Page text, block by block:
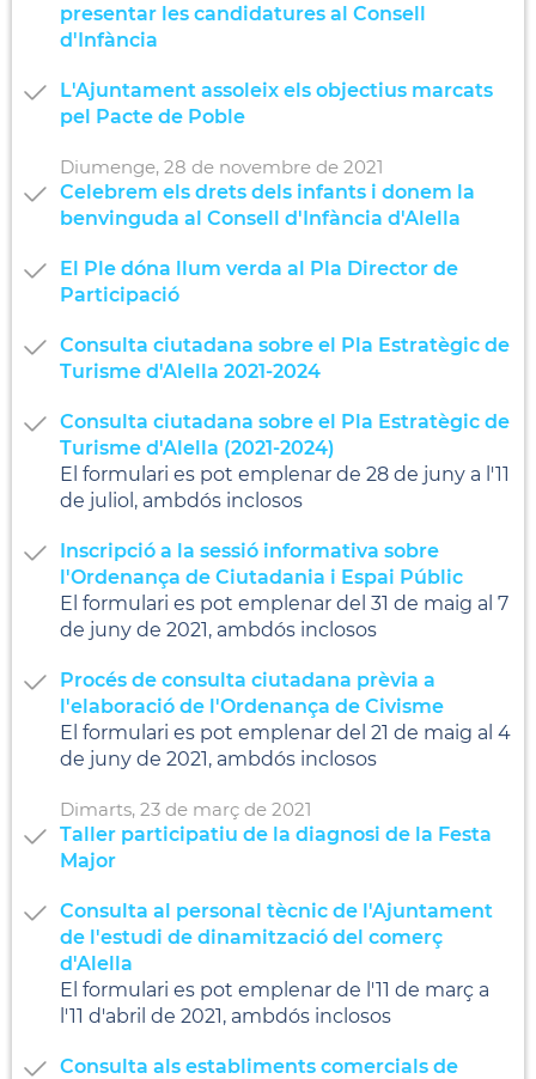
presentar les candidatures al Consell
d'Infància
L'Ajuntament assoleix els objectius marcats
pel Pacte de Poble
Diumenge, 28 de novembre de 2021
Celebrem els drets dels infants i donem la
benvinguda al Consell d'Infància d'Alella
El Ple dóna llum verda al Pla Director de
Participació
Consulta ciutadana sobre el Pla Estratègic de
Turisme d'Alella 2021-2024
Consulta ciutadana sobre el Pla Estratègic de
Turisme d'Alella (2021-2024)
El formulari es pot emplenar de 28 de juny a l'11
de juliol, ambdós inclosos
Inscripció a la sessió informativa sobre
l'Ordenança de Ciutadania i Espai Públic
El formulari es pot emplenar del 31 de maig al 7
de juny de 2021, ambdós inclosos
Procés de consulta ciutadana prèvia a
l'elaboració de l'Ordenança de Civisme
El formulari es pot emplenar del 21 de maig al 4
de juny de 2021, ambdós inclosos
Dimarts, 23 de març de 2021
Taller participatiu de la diagnosi de la Festa
Major
Consulta al personal tècnic de l'Ajuntament
de l'estudi de dinamització del comerç
d'Alella
El formulari es pot emplenar de l'11 de març a
l'11 d'abril de 2021, ambdós inclosos
Consulta als establiments comercials de